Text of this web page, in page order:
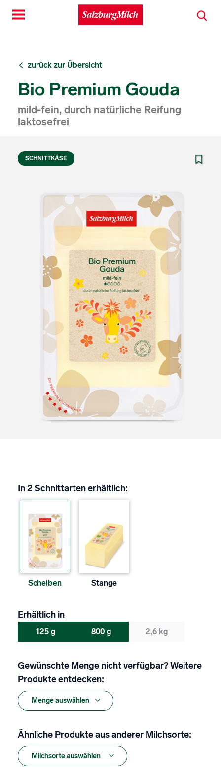
Toggle
navigation
zurück zur Übersicht
Bio Premium Gouda
mild-fein, durch natürliche Reifung
laktosefrei
SCHNITTKÄSE
In 2 Schnittarten erhältlich:
Scheiben Stange
Erhältlich in
125 g 800 g 2,6 kg
Gewünschte Menge nicht verfügbar? Weitere
Produkte entdecken:
Ähnliche Produkte aus anderer Milchsorte: